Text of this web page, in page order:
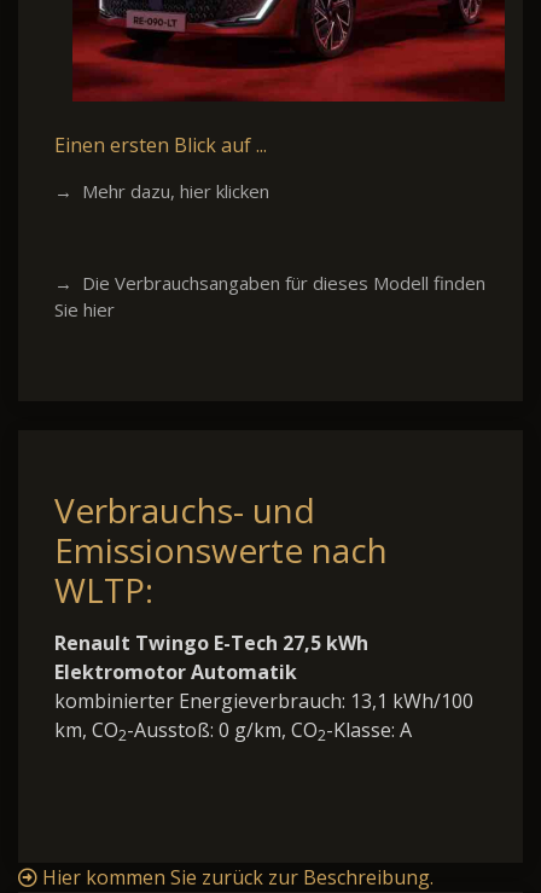
Einen ersten Blick auf ...
→ Mehr dazu, hier klicken
→ Die Verbrauchsangaben für dieses Modell finden
Sie hier
Verbrauchs- und
Emissionswerte nach
WLTP:
Renault Twingo E-Tech 27,5 kWh
Elektromotor Automatik
kombinierter Energieverbrauch: 13,1 kWh/100
km, CO2-Ausstoß: 0 g/km, CO2-Klasse: A
Hier kommen Sie zurück zur Beschreibung.